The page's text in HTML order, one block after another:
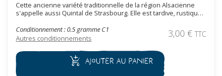
Cette ancienne variété traditionnelle de la région Alsacienne
s'appelle aussi Quintal de Strasbourg. Elle est tardive, rustique
Cette variété est idéale pour la choucroute mais elle est aussi
utilisée de manière classique en cru ou juste braisé.
Conditionnement : 0.5 gramme C1
Autres conditionnements
3,00 € TTC
Ajouter au panier